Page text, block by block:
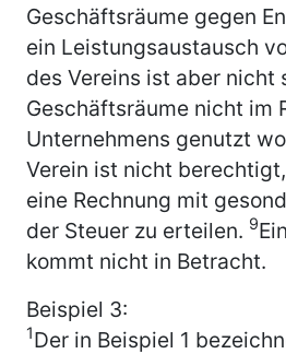
Geschäftsräume gegen
ein Leistungsaustausch
des Vereins ist aber nicht
Geschäftsräume nicht im
Unternehmens genutzt
Verein ist nicht
eine Rechnung mit
der Steuer zu erteilen. 9
kommt nicht in Betracht.
Beispiel 3:
1Der in Beispiel 1